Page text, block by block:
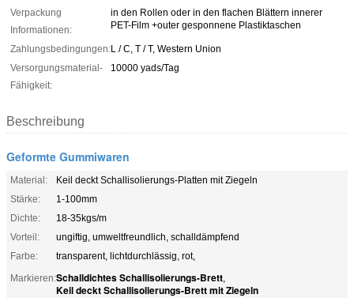
Verpackung
Informationen:
in den Rollen oder in den flachen Blättern innerer
PET-Film +outer gesponnene Plastiktaschen
Zahlungsbedingungen:L / C, T / T, Western Union
Versorgungsmaterial-
Fähigkeit:
10000 yads/Tag
Beschreibung
Geformte Gummiwaren
Material:
Keil deckt Schallisolierungs-Platten mit Ziegeln
Stärke:
1-100mm
Dichte:
18-35kgs/m
Vorteil:
ungiftig, umweltfreundlich, schalldämpfend
Farbe:
transparent, lichtdurchlässig, rot,
Markieren:Schalldichtes Schallisolierungs-Brett,
Keil deckt Schallisolierungs-Brett mit Ziegeln